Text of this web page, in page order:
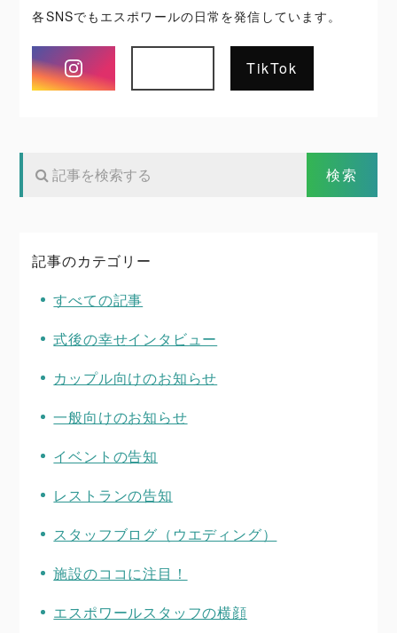
各SNSでもエスポワールの日常を発信しています。
Instagram
TikTok
記事のカテゴリー
すべての記事
式後の幸せインタビュー
カップル向けのお知らせ
一般向けのお知らせ
イベントの告知
レストランの告知
スタッフブログ（ウエディング）
施設のココに注目！
エスポワールスタッフの横顔